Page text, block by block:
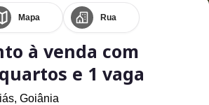
Mapa Rua
à venda com
e 1 vaga
Goiânia